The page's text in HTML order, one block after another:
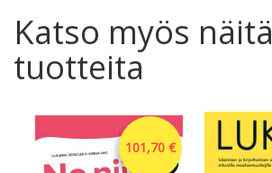
Katso myös näitä
tuotteita
101,70 €